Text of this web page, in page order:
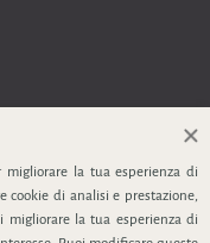
la tua esperienza di
cookie di analisi e prestazione,
la tua esperienza di